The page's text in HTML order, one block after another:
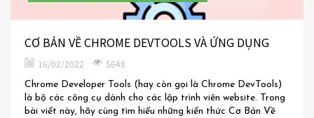
CƠ BẢN VỀ CHROME DEVTOOLS VÀ ỨNG DỤNG
16/02/2022 5648
Chrome Developer Tools (hay còn gọi là Chrome DevTools)
là bộ các công cụ dành cho các lập trình viên website. Trong
bài viết này, hãy cùng tìm hiểu những kiến thức Cơ Bản Về